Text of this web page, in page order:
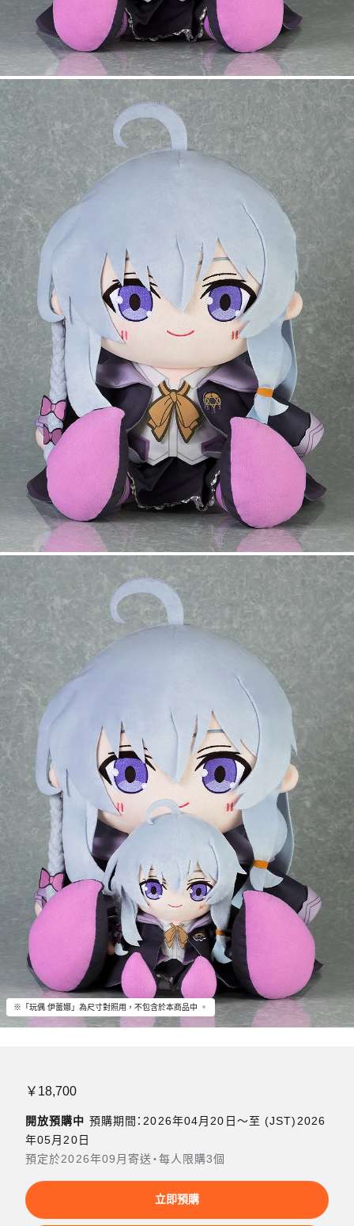
※「玩偶 伊蕾娜」為尺寸對照用，不包含於本商品中 。
￥18,700
開放預購中 預購期間：2026年04月20日〜至 (JST)2026
年05月20日
預定於2026年09月寄送・每人限購3個
立即預購